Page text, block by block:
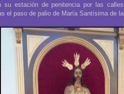
su estación de penitencia por las
el paso de palio de María Santísima de la